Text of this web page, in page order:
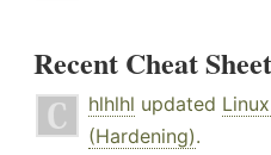
Recent Cheat
hlhlhl updated
(Hardening).